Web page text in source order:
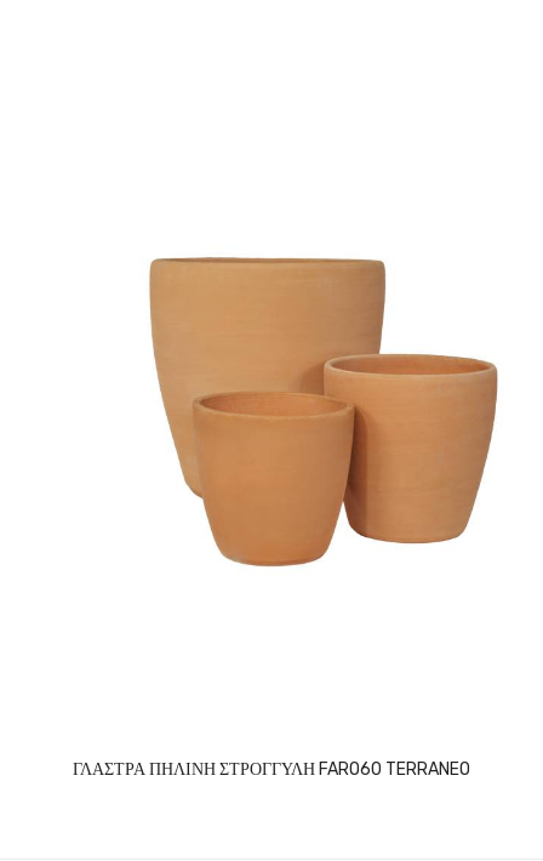
ΓΛΑΣΤΡΑ ΠΗΛΙΝΗ ΣΤΡΟΓΓΥΛΗ FARO60 TERRANEO